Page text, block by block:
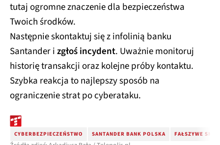
tutaj ogromne znaczenie dla bezpieczeństwa
Twoich środków.
Następnie skontaktuj się z infolinią banku
Santander izgłoś incydent. Uważnie monitoruj
historię transakcji oraz kolejne próby kontaktu.
Szybka reakcja to najlepszy sposób na
ograniczenie strat po cyberataku.
CYBERBEZPIECZEŃSTWO SANTANDER BANK POLSKA FAŁSZYWE SMS-